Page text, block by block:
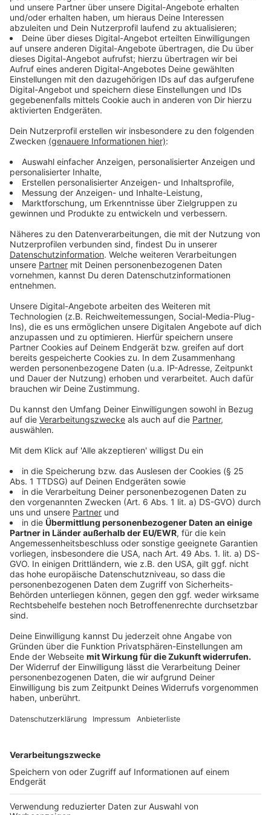
Michael Patrick Kelly bei Sing meinen Song
Anzeige
Michael Patrick Kelly ist wieder zurück von den
Dreharbeiten zur neuen Staffel vonSing meinen Song
– Das Tauschkonzert
Format längst mehr als nur eine TV-Show: Es ist ein
Ort echter Begegnungen und musikalischer Inspiration.
Zum vierten Mal dabei, beschreibt er die Sendung im
Interview mit Kevin Zimmer als "echte Reality-Show
im besten Sinne". Eines seiner Highlights war, dass er
den Fanta 4-Klassiker "MfG" Covern konnte
Anzeige
Zustimmung, um den YouTube
Video-Service zu laden!
Wir verwenden einen Service eines
Drittanbieters, um Videoinhalte
einzubetten. Dieser Service kann
Daten zu Ihren Aktivitäten
Details durch und stimmen Sie der
Nutzung des Service zu, um dieses
Mehr Informationen
Akzeptieren
powered byUsercentrics Consent
Management Platform
Michael Patrick Kelly - The One (Official Video)
Anzeige
Neue Single, neue Tour
Anzeige
Doch auch abseits des Bildschirms ist MPK bald
wieder unterwegs: 2025 geht er mit neuem Album auf
große Tournee. Neben bekannten Hits wird er neue
Songs präsentieren – und ein besonderes Symbol mit
auf die Bühne bringen: eine Friedensglocke. Bei jedem
Konzert soll sie für eine Schweigeminute erklingen und
ein stilles Zeichen für Frieden und Zusammenhalt